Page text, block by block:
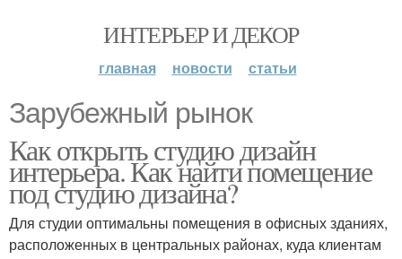
ИНТЕРЬЕР И ДЕКОР
главная новости статьи
Зарубежный рынок
Как открыть студию дизайн
интерьера. Как найти помещение
под студию дизайна?
Для студии оптимальны помещения в офисных зданиях,
расположенных в центральных районах, куда клиентам